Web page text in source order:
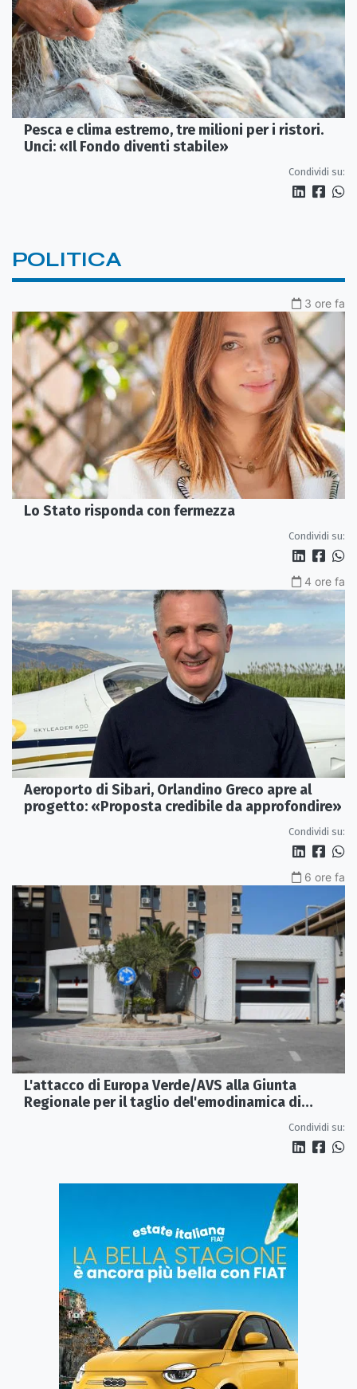
Pesca e clima estremo, tre milioni per i ristori.
Unci: «Il Fondo diventi stabile»
Condividi su:
POLITICA
3 ore fa
Lo Stato risponda con fermezza
Condividi su:
4 ore fa
Aeroporto di Sibari, Orlandino Greco apre al
progetto: «Proposta credibile da approfondire»
Condividi su:
6 ore fa
L'attacco di Europa Verde/AVS alla Giunta
Regionale per il taglio del'emodinamica di
Condividi su: